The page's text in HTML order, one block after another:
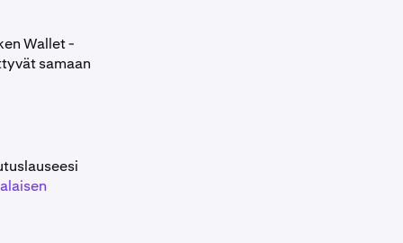
Wallet -
samaan